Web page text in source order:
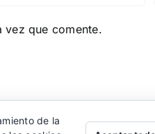
vez que comente.
de la